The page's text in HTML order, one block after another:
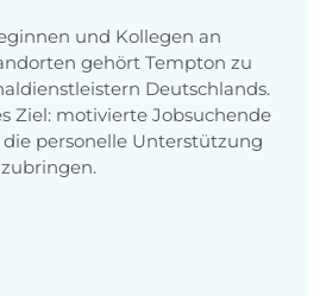
und Kollegen an
gehört Tempton zu
Deutschlands.
Ziel: motivierte Jobsuchende
personelle Unterstützung